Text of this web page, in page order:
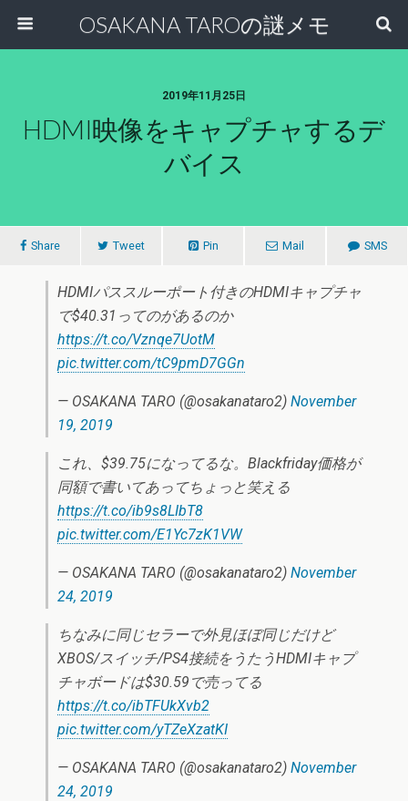
OSAKANA TAROの謎メモ
2019年11月25日
HDMI映像をキャプチャするデ
バイス
Share Tweet Pin Mail SMS
HDMIパススルーポート付きのHDMIキャプチャ
で$40.31ってのがあるのか
https://t.co/Vznqe7UotM
pic.twitter.com/tC9pmD7GGn
— OSAKANA TARO (@osakanataro2) November
19, 2019
これ、$39.75になってるな。Blackfriday価格が
同額で書いてあってちょっと笑える
https://t.co/ib9s8LIbT8
pic.twitter.com/E1Yc7zK1VW
— OSAKANA TARO (@osakanataro2) November
24, 2019
ちなみに同じセラーで外見ほぼ同じだけど
XBOS/スイッチ/PS4接続をうたうHDMIキャプ
チャボードは$30.59で売ってる
https://t.co/ibTFUkXvb2
pic.twitter.com/yTZeXzatKI
— OSAKANA TARO (@osakanataro2) November
24, 2019